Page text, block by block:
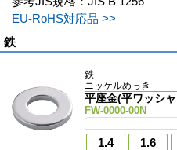
EU-RoHS対応品 >>
鉄
鉄
ニッケルめっき
平座金(平ワッシ
FW-0000-00N
1.4 1.6